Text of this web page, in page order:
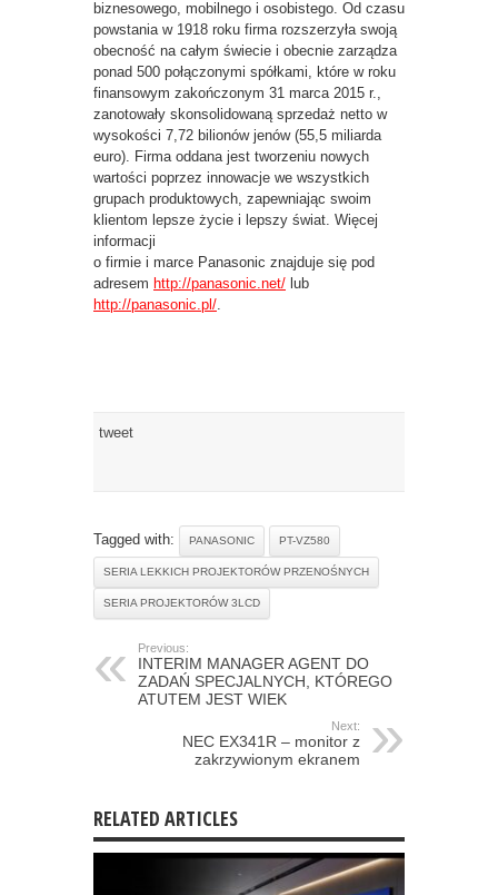
biznesowego, mobilnego i osobistego. Od czasu
powstania w 1918 roku firma rozszerzyła swoją
obecność na całym świecie i obecnie zarządza
ponad 500 połączonymi spółkami, które w roku
finansowym zakończonym 31 marca 2015 r.,
zanotowały skonsolidowaną sprzedaż netto w
wysokości 7,72 bilionów jenów (55,5 miliarda
euro). Firma oddana jest tworzeniu nowych
wartości poprzez innowacje we wszystkich
grupach produktowych, zapewniając swoim
klientom lepsze życie i lepszy świat. Więcej
informacji
o firmie i marce Panasonic znajduje się pod
adresem http://panasonic.net/ lub
http://panasonic.pl/.
tweet
Tagged with: PANASONIC PT-VZ580
SERIA LEKKICH PROJEKTORÓW PRZENOŚNYCH
SERIA PROJEKTORÓW 3LCD
Previous:
INTERIM MANAGER AGENT DO
ZADAŃ SPECJALNYCH, KTÓREGO
ATUTEM JEST WIEK
Next:
NEC EX341R – monitor z
zakrzywionym ekranem
RELATED ARTICLES